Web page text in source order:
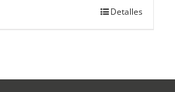
Detalles